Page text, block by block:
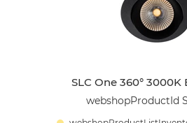
SLC One 360° 3000K
webshopProductId